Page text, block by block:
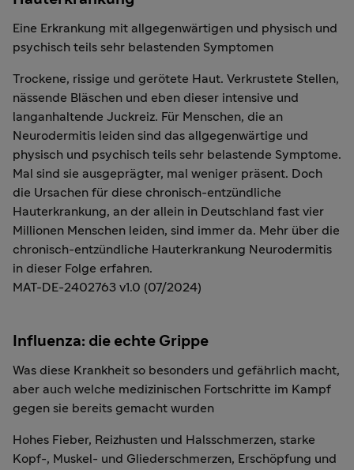
Eine Erkrankung mit allgegenwärtigen und physisch und
psychisch teils sehr belastenden Symptomen
Trockene, rissige und gerötete Haut. Verkrustete Stellen,
nässende Bläschen und eben dieser intensive und
langanhaltende Juckreiz. Für Menschen, die an
Neurodermitis leiden sind das allgegenwärtige und
physisch und psychisch teils sehr belastende Symptome.
Mal sind sie ausgeprägter, mal weniger präsent. Doch
die Ursachen für diese chronisch-entzündliche
Hauterkrankung, an der allein in Deutschland fast vier
Millionen Menschen leiden, sind immer da. Mehr über die
chronisch-entzündliche Hauterkrankung Neurodermitis
in dieser Folge erfahren.
MAT-DE-2402763 v1.0 (07/2024)
Influenza: die echte Grippe
Was diese Krankheit so besonders und gefährlich macht,
aber auch welche medizinischen Fortschritte im Kampf
gegen sie bereits gemacht wurden
Hohes Fieber, Reizhusten und Halsschmerzen, starke
Kopf-, Muskel- und Gliederschmerzen, Erschöpfung und